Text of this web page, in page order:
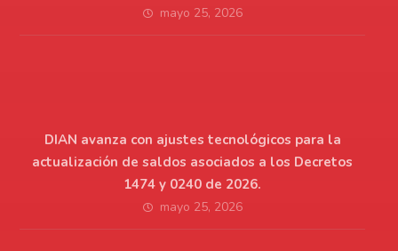
mayo 25, 2026
DIAN avanza con ajustes tecnológicos para la
actualización de saldos asociados a los Decretos
1474 y 0240 de 2026.
mayo 25, 2026